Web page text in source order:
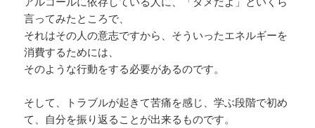
言ってみたところで、
それはその人の意志ですから、そういったエネルギーを
消費するためには、
そのような行動をする必要があるのです。
そして、トラブルが起きて苦痛を感じ、学ぶ段階で初め
て、自分を振り返ることが出来るものです。